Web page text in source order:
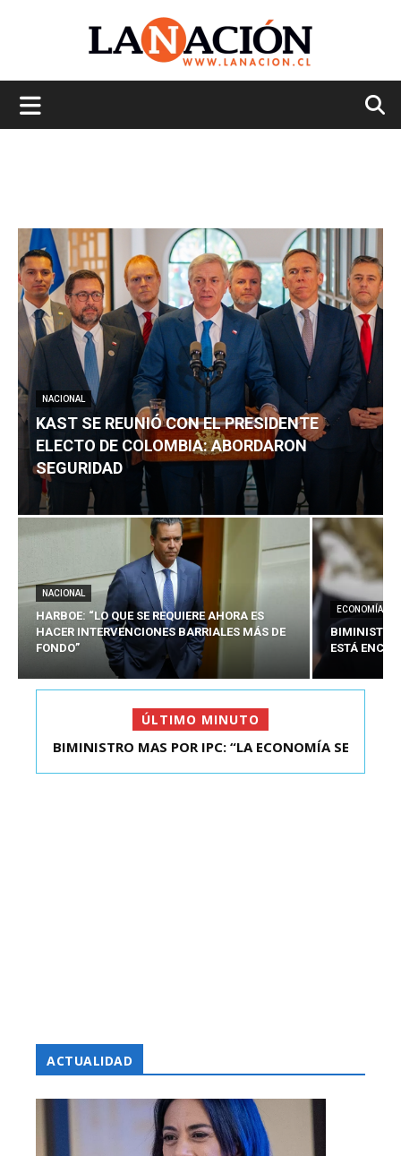
NACIONAL
KAST SE REUNIÓ CON EL PRESIDENTE
ELECTO DE COLOMBIA: ABORDARON
SEGURIDAD
NACIONAL
HARBOE: “LO QUE SE REQUIERE AHORA ES
HACER INTERVENCIONES BARRIALES MÁS DE
FONDO”
ECONOMÍA
BIMINISTRO
ESTÁ
ÚLTIMO MINUTO
KAST SE REUNIÓ CON EL PRESIDENTE ELECTO DE
BIMINISTRO MAS POR IPC: “LA ECONOMÍA SE
ACTUALIDAD